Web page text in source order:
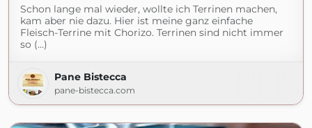
Schon lange mal wieder, wollte ich Terrinen machen,
kam aber nie dazu. Hier ist meine ganz einfache
Fleisch-Terrine mit Chorizo. Terrinen sind nicht immer
so (...)
Pane Bistecca
pane-bistecca.com